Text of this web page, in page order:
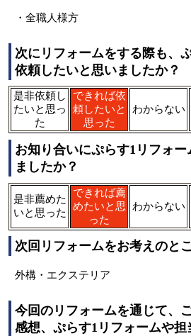
・全職人様方
次にリフォームをする際も、
依頼したいと思いましたか？
是非依頼し
たいと思っ
た
できれば依
頼したいと
思った
わからない
お知り合いにぷらす1リフォ
ましたか？
是非薦めた
いと思った
できれば薦
めたいと思
った
わからない
次回リフォームをお考えのと
外構・エクステリア
今回のリフォームを通じて、
感想、ぷらす1リフォームや